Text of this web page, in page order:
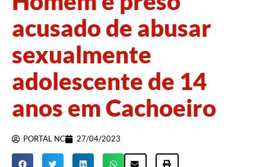
acusado de abusar
sexualmente
adolescente de 14
anos em Cachoeiro
PORTAL NC 27/04/2023